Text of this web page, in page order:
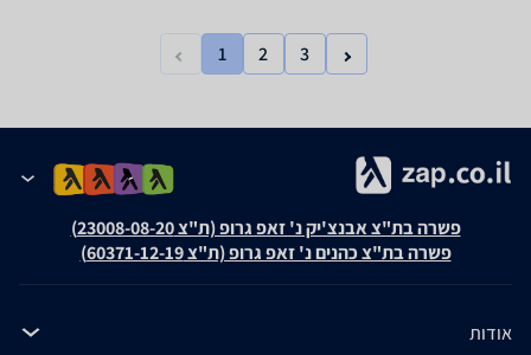
1 2 3
פשרה בת"צ אבנצ'יק נ' זאפ גרופ (ת"צ 23008-08-20)
פשרה בת"צ כהנים נ' זאפ גרופ (ת"צ 60371-12-19)
אודות